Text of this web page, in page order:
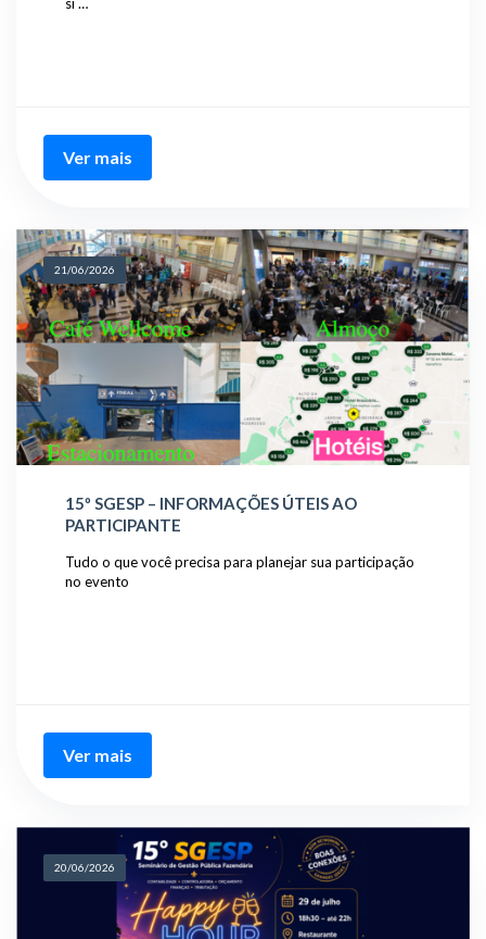
Ver mais
21/06/2026
15º SGESP – INFORMAÇÕES ÚTEIS AO
PARTICIPANTE
Tudo o que você precisa para planejar sua participação
no evento
Ver mais
20/06/2026